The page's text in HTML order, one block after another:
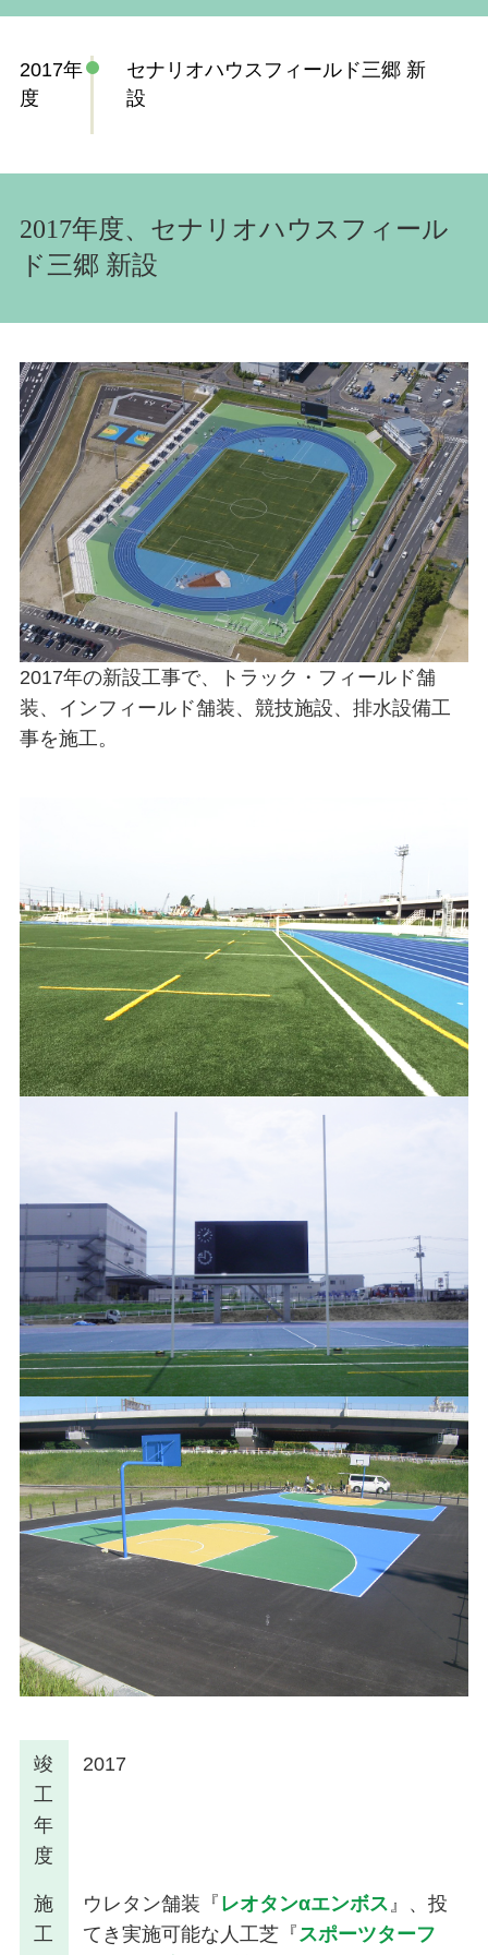
2017年
度
セナリオハウスフィールド三郷 新
設
2017年度、セナリオハウスフィール
ド三郷 新設
2017年の新設工事で、トラック・フィールド舗
装、インフィールド舗装、競技施設、排水設備工
事を施工。
竣
工
年
度
2017
施
工
ウレタン舗装『 レオタンαエンボス』、投
てき実施可能な人工芝『スポーツターフ